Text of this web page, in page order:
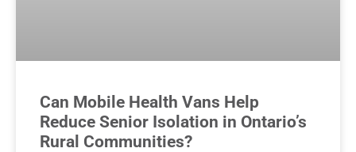
Can Mobile Health Vans Help
Reduce Senior Isolation in Ontario’s
Rural Communities?